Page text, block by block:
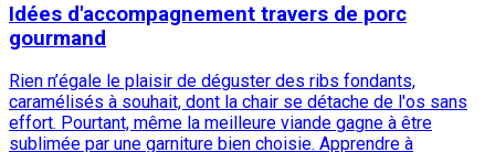
Idées d'accompagnement travers de porc
gourmand
Rien n’égale le plaisir de déguster des ribs fondants,
caramélisés à souhait, dont la chair se détache de l'os sans
effort. Pourtant, même la meilleure viande gagne à être
sublimée par une garniture bien choisie. Apprendre à